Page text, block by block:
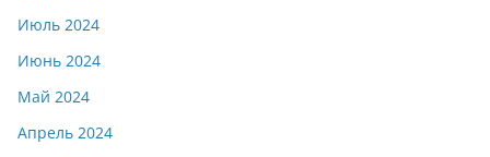
Июль 2024
Июнь 2024
Май 2024
Апрель 2024